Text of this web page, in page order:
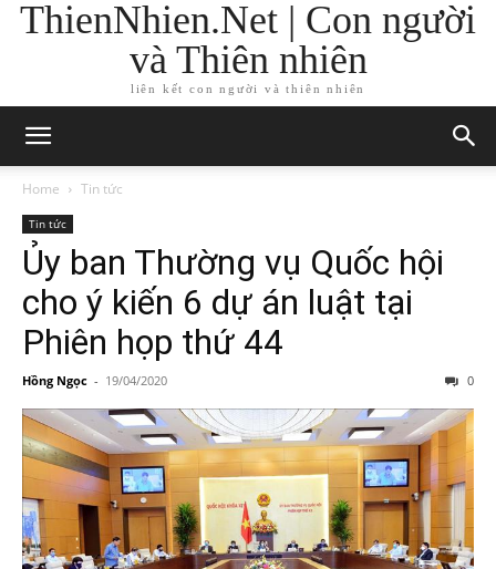
ThienNhien.Net | Con người
và Thiên nhiên
liên kết con người và thiên nhiên
Home Tin tức
Tin tức
Ủy ban Thường vụ Quốc hội
cho ý kiến 6 dự án luật tại
Phiên họp thứ 44
Hồng Ngọc - 19/04/2020 0